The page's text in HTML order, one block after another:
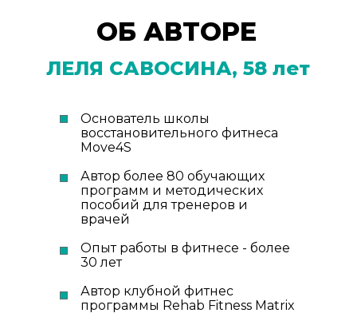
Основатель школы
восстановительного фитнеса
Move4S
Автор более 80 обучающих
программ и методических
пособий для тренеров и
врачей
Опыт работы в фитнесе - более
30 лет
Автор клубной фитнес
программы Rehab Fitness Matrix
ОБ АВТОРЕ
ЛЕЛЯ САВОСИНА, 58 лет